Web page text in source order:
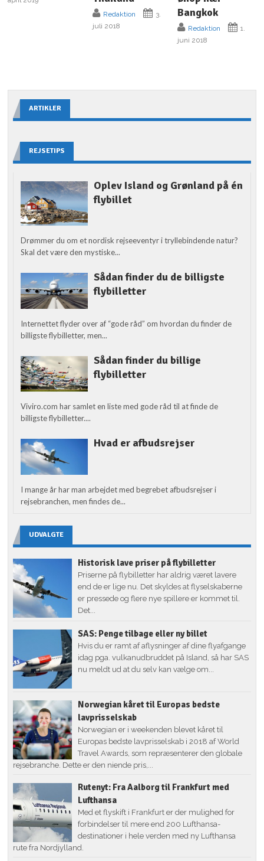
Redaktion
3.
juli 2018
Bangkok
Redaktion
1.
juni 2018
ARTIKLER
REJSETIPS
Oplev Island og Grønland på én
flybillet
Drømmer du om et nordisk rejseeventyr i tryllebindende natur?
Skal det være den mystiske...
Sådan finder du de billigste
flybilletter
Internettet flyder over af “gode råd” om hvordan du finder de
billigste flybilletter, men...
Sådan finder du billige
flybilletter
Viviro.com har samlet en liste med gode råd til at finde de
billigste flybilletter....
Hvad er afbudsrejser
I mange år har man arbejdet med begrebet afbudsrejser i
rejsebranchen, men findes de...
UDVALGTE
Historisk lave priser på flybilletter
Priserne på flybilletter har aldrig været lavere
end de er lige nu. Det skyldes at flyselskaberne
er pressede og flere nye spillere er kommet til.
Det...
SAS: Penge tilbage eller ny billet
Hvis du er ramt af aflysninger af dine flyafgange
idag pga. vulkanudbruddet på Island, så har SAS
nu meldt ud at du selv kan vælge om...
Norwegian kåret til Europas bedste
lavprisselskab
Norwegian er i weekenden blevet kåret til
Europas bedste lavprisselskab i 2018 af World
Travel Awards, som repræsenterer den globale
rejsebranche. Dette er den niende pris,...
Rutenyt: Fra Aalborg til Frankfurt med
Lufthansa
Med et flyskift i Frankfurt er der mulighed for
forbindelser til mere end 200 Lufthansa-
destinationer i hele verden med ny Lufthansa
rute fra Nordjylland.